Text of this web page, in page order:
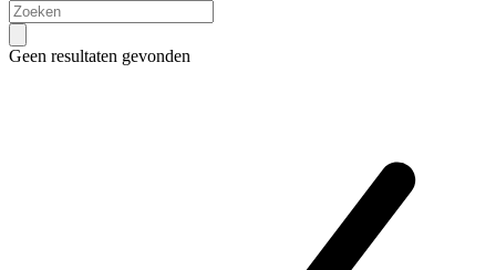
Geen resultaten gevonden